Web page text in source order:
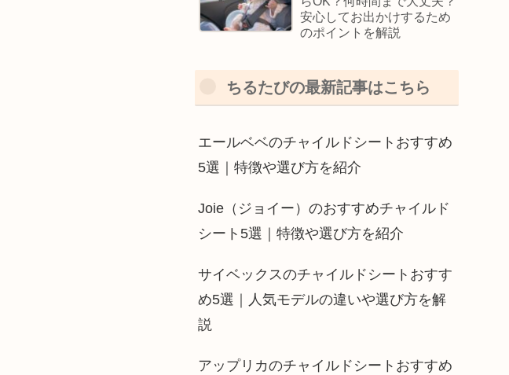
安心してお出かけするため
のポイントを解説
ちるたびの最新記事はこちら
エールベベのチャイルドシートおすすめ
5選｜特徴や選び方を紹介
Joie（ジョイー）のおすすめチャイルド
シート5選｜特徴や選び方を紹介
サイベックスのチャイルドシートおすす
め5選｜人気モデルの違いや選び方を解
説
アップリカのチャイルドシートおすすめ